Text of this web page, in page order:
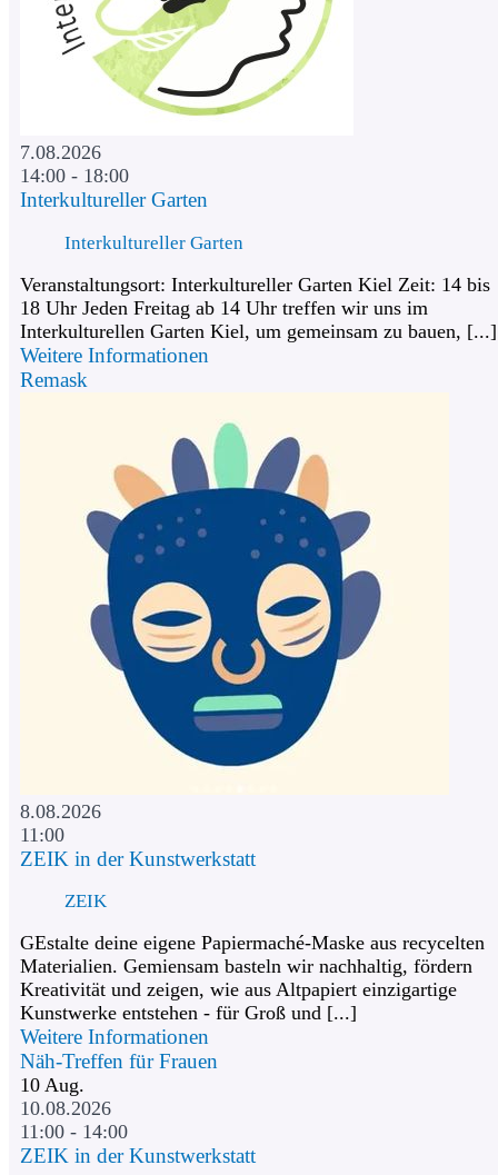
7.08.2026
14:00 - 18:00
Interkultureller Garten
Interkultureller Garten
Veranstaltungsort: Interkultureller Garten Kiel Zeit: 14 bis
18 Uhr Jeden Freitag ab 14 Uhr treffen wir uns im
Interkulturellen Garten Kiel, um gemeinsam zu bauen, [...]
Weitere Informationen
Remask
8.08.2026
11:00
ZEIK in der Kunstwerkstatt
ZEIK
GEstalte deine eigene Papiermaché-Maske aus recycelten
Materialien. Gemiensam basteln wir nachhaltig, fördern
Kreativität und zeigen, wie aus Altpapiert einzigartige
Kunstwerke entstehen - für Groß und [...]
Weitere Informationen
Näh-Treffen für Frauen
10 Aug.
10.08.2026
11:00 - 14:00
ZEIK in der Kunstwerkstatt